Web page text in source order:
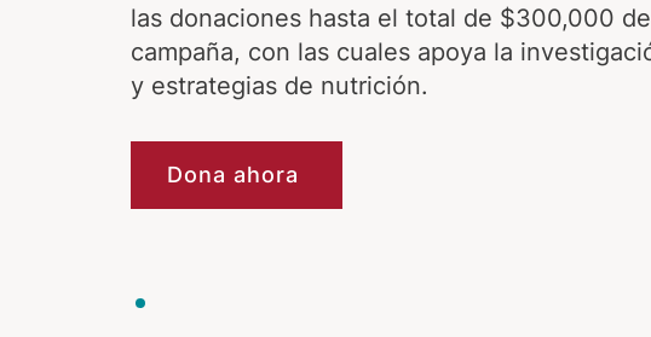
las donaciones hasta el total de $300,000 de
campaña, con las cuales apoya la
y estrategias de nutrición.
Dona ahora